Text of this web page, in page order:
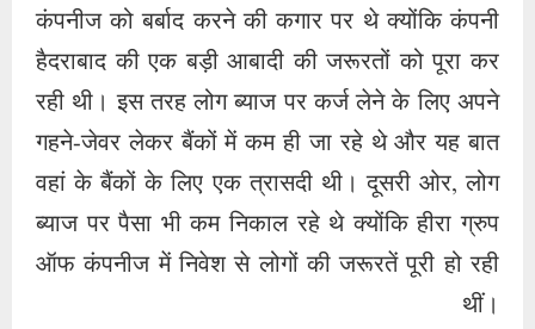
कंपनीज को बर्बाद करने की कगार पर थे क्योंकि कंपनी
हैदराबाद की एक बड़ी आबादी की जरूरतों को पूरा कर
रही थी। इस तरह लोग ब्याज पर कर्ज लेने के लिए अपने
गहने-जेवर लेकर बैंकों में कम ही जा रहे थे और यह बात
वहां के बैंकों के लिए एक त्रासदी थी। दूसरी ओर, लोग
ब्याज पर पैसा भी कम निकाल रहे थे क्योंकि हीरा ग्रुप
ऑफ कंपनीज में निवेश से लोगों की जरूरतें पूरी हो रही
थीं।